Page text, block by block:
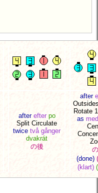
after efter po
Split Circulate
twice två gånger
dvakrát
の後
after
Rotate
as
(done)
(klart)